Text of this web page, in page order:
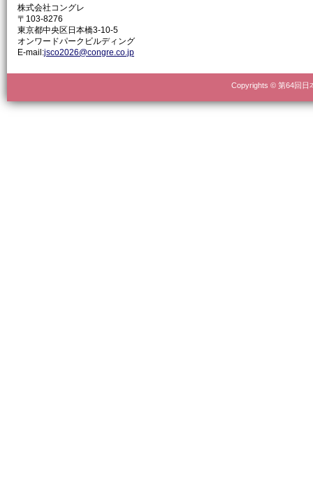
株式会社コングレ
〒103-8276
東京都中央区日本橋3-10-5
オンワードパークビルディング
E-mail:jsco2026@congre.co.jp
Copyrights © 第64回日